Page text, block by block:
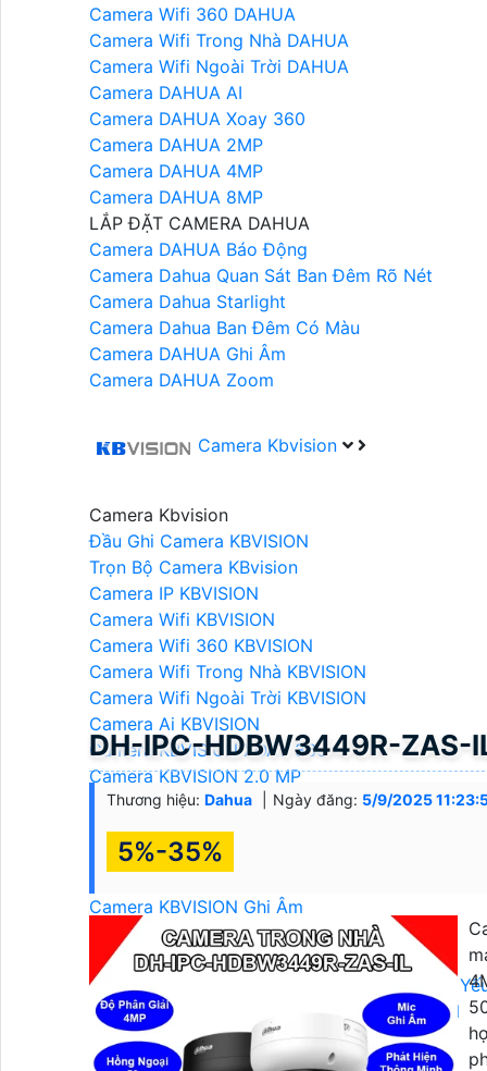
Camera Wifi 360 DAHUA
Camera Wifi Trong Nhà DAHUA
Camera Wifi Ngoài Trời DAHUA
Camera DAHUA AI
Camera DAHUA Xoay 360
Camera DAHUA 2MP
Camera DAHUA 4MP
Camera DAHUA 8MP
LẮP ĐẶT CAMERA DAHUA
Camera DAHUA Báo Động
Camera Dahua Quan Sát Ban Đêm Rõ Nét
Camera Dahua Starlight
Camera Dahua Ban Đêm Có Màu
Camera DAHUA Ghi Âm
Camera DAHUA Zoom
Camera Kbvision
Camera Kbvision
Đầu Ghi Camera KBVISION
Trọn Bộ Camera KBvision
Camera IP KBVISION
Camera Wifi KBVISION
Camera Wifi 360 KBVISION
Camera Wifi Trong Nhà KBVISION
Camera Wifi Ngoài Trời KBVISION
Camera Ai KBVISION
Camera KBVISION XOAY 360
Camera KBVISION 2.0 MP
Camera KBVISION 4.0 MP
Camera KBVISION 8.0 MP
LẮP ĐẶT CAMERA KBVISION
Camera KBVISION Ghi Âm
Camera KBVISION Zoom Xa
Camera KBVISION có Màu Ban Đêm
Camera KBVISION có Màu Sắc Khi Ánh Sáng
Camera Quan Sát Ban Đêm Rõ Nét KBVISION
DH-IPC-HDBW3449R-ZAS-
Thương hiệu: Dahua Ngày đăng: 5/9/2025
5%-35%